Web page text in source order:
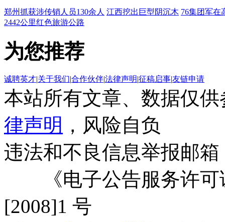
郑州抓获涉传销人员130余人 江西挖出巨型阴沉木 76集团军在
2442公里红色旅游公路
为您推荐
诚聘英才|关于我们|合作伙伴|法律声明|征稿启事|友链申请
本站所有文章、数据仅
律声明 ，风险自负
违法和不良信息举报邮箱
《电子公告服务许可
[2008]1 号